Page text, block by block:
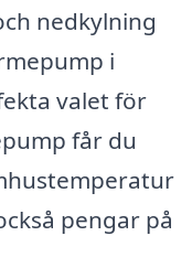
nedkylning
i
valet för
får du
pengar på